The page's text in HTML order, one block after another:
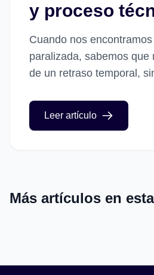
y proceso
Cuando nos
paralizada, sabemos que
de un retraso temporal,
o económicos que
Leer artículo
Más artículos en